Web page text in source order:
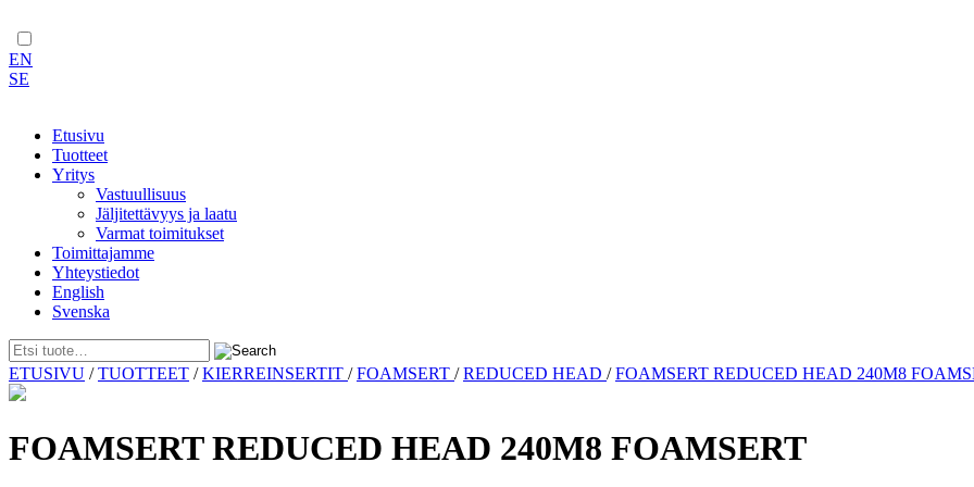
EN
SE
Etusivu
Tuotteet
Yritys
Vastuullisuus
Jäljitettävyys ja laatu
Varmat toimitukset
Toimittajamme
Yhteystiedot
English
Svenska
Skip
to
ETUSIVU /TUOTTEET /KIERREINSERTIT /FOAMSERT /REDUCED HEAD /FOAMSERT REDUCED HEAD 240M8
FOAMSERT REDUCED HEAD 240M8 FOAMSERT